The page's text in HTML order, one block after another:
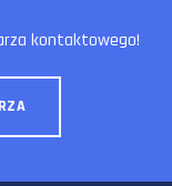
kontaktowego!